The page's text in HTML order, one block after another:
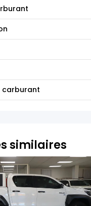
carburant
similaires